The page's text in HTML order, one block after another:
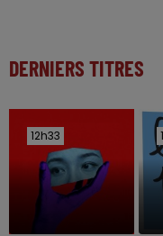
DERNIERS TITRES
12h33
12h33